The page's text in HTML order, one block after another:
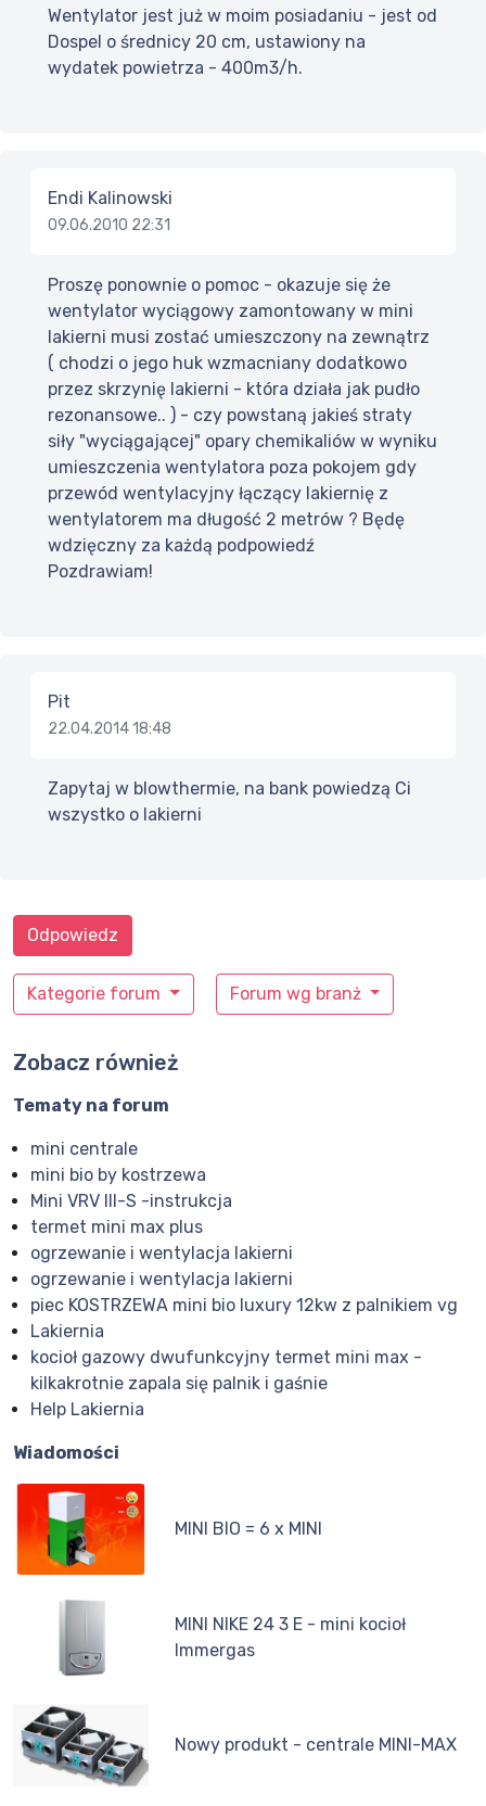
Wentylator jest już w moim posiadaniu - jest od
Dospel o średnicy 20 cm, ustawiony na
wydatek powietrza - 400m3/h.
Endi Kalinowski
09.06.2010 22:31
Proszę ponownie o pomoc - okazuje się że
wentylator wyciągowy zamontowany w mini
lakierni musi zostać umieszczony na zewnątrz
( chodzi o jego huk wzmacniany dodatkowo
przez skrzynię lakierni - która działa jak pudło
rezonansowe.. ) - czy powstaną jakieś straty
siły "wyciągającej" opary chemikaliów w wyniku
umieszczenia wentylatora poza pokojem gdy
przewód wentylacyjny łączący lakiernię z
wentylatorem ma długość 2 metrów ? Będę
wdzięczny za każdą podpowiedź
Pozdrawiam!
Pit
22.04.2014 18:48
Zapytaj w blowthermie, na bank powiedzą Ci
wszystko o lakierni
Kategorie forum Forum wg branż
Odpowiedz
Zobacz również
Tematy na forum
mini centrale
mini bio by kostrzewa
Mini VRV III-S -instrukcja
termet mini max plus
ogrzewanie i wentylacja lakierni
ogrzewanie i wentylacja lakierni
piec KOSTRZEWA mini bio luxury 12kw z palnikiem vg
Lakiernia
kocioł gazowy dwufunkcyjny termet mini max -
kilkakrotnie zapala się palnik i gaśnie
Help Lakiernia
Wiadomości
MINI BIO = 6 x MINI
MINI NIKE 24 3 E - mini kocioł
Immergas
Nowy produkt - centrale MINI-MAX